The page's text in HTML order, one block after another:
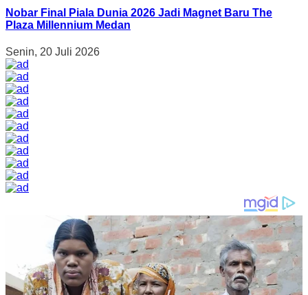
Nobar Final Piala Dunia 2026 Jadi Magnet Baru The
Plaza Millennium Medan
Senin, 20 Juli 2026